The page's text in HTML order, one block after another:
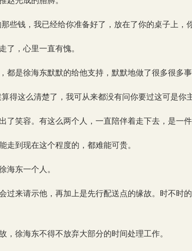
些钱，我已经给你准备好了，放在了你的桌子上，
了，心里一直有愧。
都是徐海东默默的给他支持，默默地做了很多很多事
得这么清楚了，我可从来都没有问你要过这可是你
了笑容。有这么两个人，一直陪伴着走下去，是一件
走到现在这个程度的，都难能可贵。
海东一个人。
过来请示他，再加上是先行配送点的缘故。时不时
，徐海东不得不放弃大部分的时间处理工作。